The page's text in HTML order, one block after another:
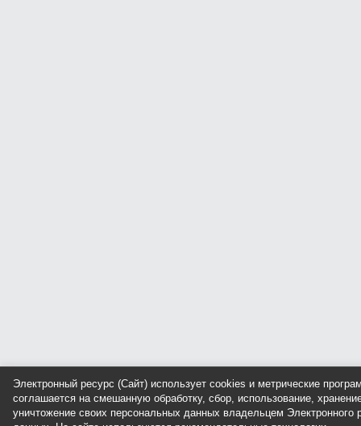
Электронный ресурс (Сайт) использует cookies и метрические
соглашается на смешанную обработку, сбор, использование,
уничтожение своих персональных данных владельцем Электронного